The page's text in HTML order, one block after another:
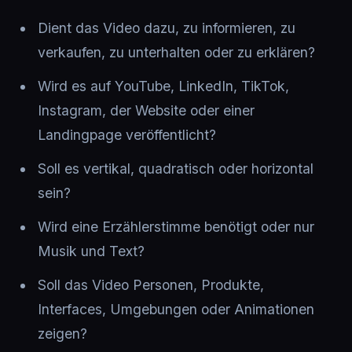
Dient das Video dazu, zu informieren, zu
verkaufen, zu unterhalten oder zu erklären?
Wird es auf YouTube, LinkedIn, TikTok,
Instagram, der Website oder einer
Landingpage veröffentlicht?
Soll es vertikal, quadratisch oder horizontal
sein?
Wird eine Erzählerstimme benötigt oder nur
Musik und Text?
Soll das Video Personen, Produkte,
Interfaces, Umgebungen oder Animationen
zeigen?